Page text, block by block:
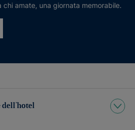
amate, una giornata memorabile.